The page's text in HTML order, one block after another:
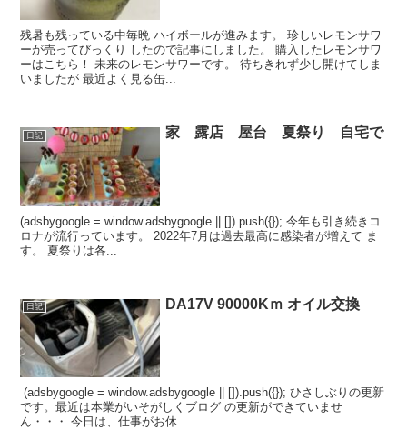
残暑も残っている中毎晩 ハイボールが進みます。 珍しいレモンサワ
ーが売ってびっくり したので記事にしました。 購入したレモンサワ
ーはこちら！ 未来のレモンサワーです。 待ちきれず少し開けてしま
いましたが 最近よく見る缶...
日記 家 露店 屋台 夏祭り 自宅で
(adsbygoogle = window.adsbygoogle || []).push({}); 今年も引き続きコ
ロナが流行っています。 2022年7月は過去最高に感染者が増えて ま
す。 夏祭りは各...
日記 DA17V 90000Kｍ オイル交換
(adsbygoogle = window.adsbygoogle || []).push({}); ひさしぶりの更新
です。最近は本業がいそがしくブログ の更新ができていませ
ん・・・ 今日は、仕事がお休...